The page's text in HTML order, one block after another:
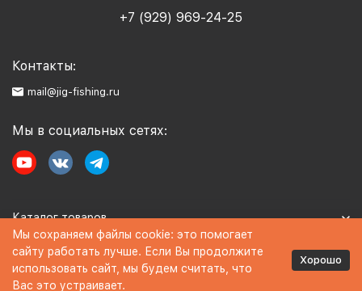
+7 (929) 969-24-25
Контакты:
mail@jig-fishing.ru
Мы в социальных сетях:
Каталог товаров
Информация
Мы сохраняем файлы cookie: это помогает
сайту работать лучше. Если Вы продолжите
использовать сайт, мы будем считать, что
Вас это устраивает.
Хорошо